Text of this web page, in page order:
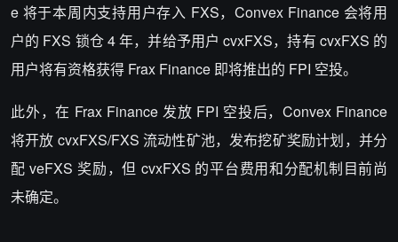
e 将于本周内支持用户存入 FXS，Convex Finance 会将用
户的 FXS 锁仓 4 年，并给予用户 cvxFXS，持有 cvxFXS 的
用户将有资格获得 Frax Finance 即将推出的 FPI 空投。
此外，在 Frax Finance 发放 FPI 空投后，Convex Finance
将开放 cvxFXS/FXS 流动性矿池，发布挖矿奖励计划，并分
配 veFXS 奖励，但 cvxFXS 的平台费用和分配机制目前尚
未确定。